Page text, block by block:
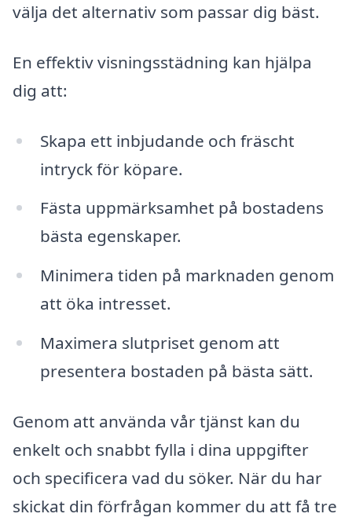
välja det alternativ som passar dig bäst.
En effektiv visningsstädning kan hjälpa
dig att:
Skapa ett inbjudande och fräscht
intryck för köpare.
Fästa uppmärksamhet på bostadens
bästa egenskaper.
Minimera tiden på marknaden genom
att öka intresset.
Maximera slutpriset genom att
presentera bostaden på bästa sätt.
Genom att använda vår tjänst kan du
enkelt och snabbt fylla i dina uppgifter
och specificera vad du söker. När du har
skickat din förfrågan kommer du att få tre